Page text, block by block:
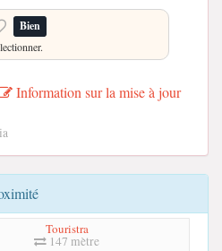
Bien
Information sur la mise à jour
Touristra
147 mètre